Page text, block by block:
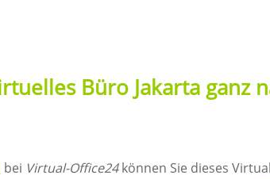
Büro Jakarta ganz
bei Virtual-Office24können Sie dieses